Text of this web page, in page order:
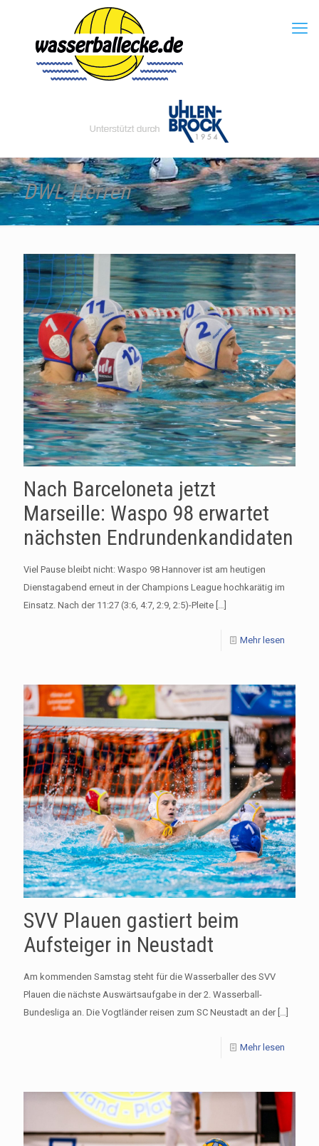
DWL Herren
Nach Barceloneta jetzt
Marseille: Waspo 98 erwartet
nächsten Endrundenkandidaten
Viel Pause bleibt nicht: Waspo 98 Hannover ist am heutigen
Dienstagabend erneut in der Champions League hochkarätig im
Einsatz. Nach der 11:27 (3:6, 4:7, 2:9, 2:5)-Pleite […]
Mehr lesen
SVV Plauen gastiert beim
Aufsteiger in Neustadt
Am kommenden Samstag steht für die Wasserballer des SVV
Plauen die nächste Auswärtsaufgabe in der 2. Wasserball-
Bundesliga an. Die Vogtländer reisen zum SC Neustadt an der[…]
Mehr lesen